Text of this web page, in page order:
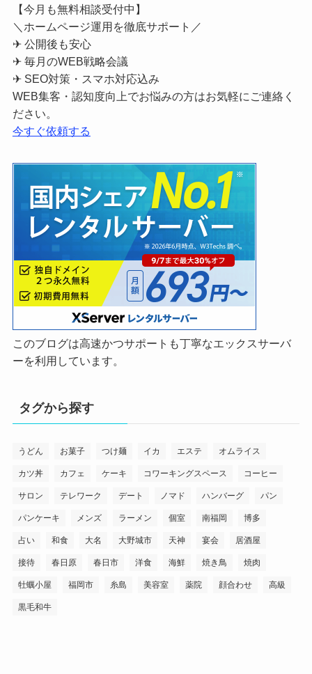
【今月も無料相談受付中】
＼ホームページ運用を徹底サポート／
✈ 公開後も安心
✈ 毎月のWEB戦略会議
✈ SEO対策・スマホ対応込み
WEB集客・認知度向上でお悩みの方はお気軽にご連絡く
ださい。
今すぐ依頼する
このブログは高速かつサポートも丁寧なエックスサーバ
ーを利用しています。
タグから探す
うどん お菓子 つけ麺 イカ エステ オムライス
カツ丼 カフェ ケーキ コワーキングスペース コーヒー
サロン テレワーク デート ノマド ハンバーグ パン
パンケーキ メンズ ラーメン 個室 南福岡 博多
占い 和食 大名 大野城市 天神 宴会 居酒屋
接待 春日原 春日市 洋食 海鮮 焼き鳥 焼肉
牡蠣小屋 福岡市 糸島 美容室 薬院 顔合わせ 高級
黒毛和牛